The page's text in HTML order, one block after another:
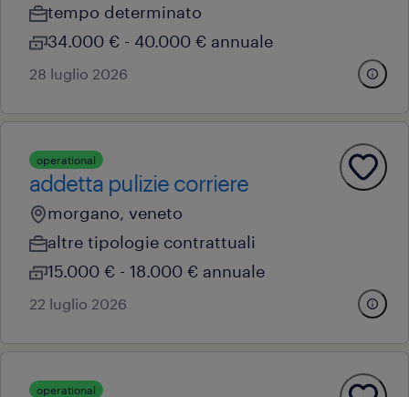
tempo determinato
34.000 € - 40.000 € annuale
28 luglio 2026
operational
addetta pulizie corriere
morgano, veneto
altre tipologie contrattuali
15.000 € - 18.000 € annuale
22 luglio 2026
operational